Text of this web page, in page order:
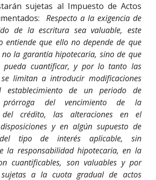
sujetas al Impuesto de Actos
Respecto a la exigencia de
de la escritura sea valuable, este
entiende que ello no depende de que
la garantía hipotecaria, sino de que
pueda cuantificar, y por lo tanto las
limitan a introducir modificaciones
establecimiento de un periodo de
del vencimiento de la
del crédito, las alteraciones en el
y en algún supuesto de
del tipo de interés aplicable, sin
la responsabilidad hipotecaria, en la
cuantificables, son valuables y por
a la cuota gradual de actos